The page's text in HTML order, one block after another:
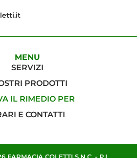
MENU
SERVIZI
PRODOTTI
IL RIMEDIO PER
E CONTATTI